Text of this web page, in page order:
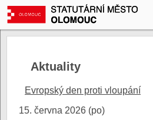
Aktuality
Evropský den proti vloupání
15. června 2026 (po)